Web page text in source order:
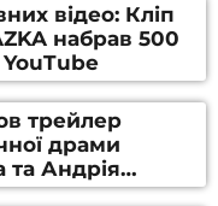
відео: Кліп
набрав 500
трейлер
драми
та Андрія